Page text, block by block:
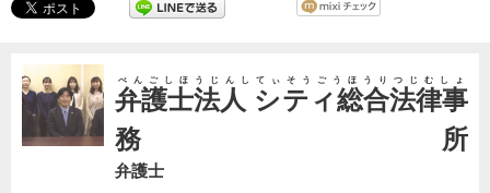
弁護士法人 シティ総合法律事
務所
べんごしほうじんしてぃそうごうほうりつじむしょ
弁護士